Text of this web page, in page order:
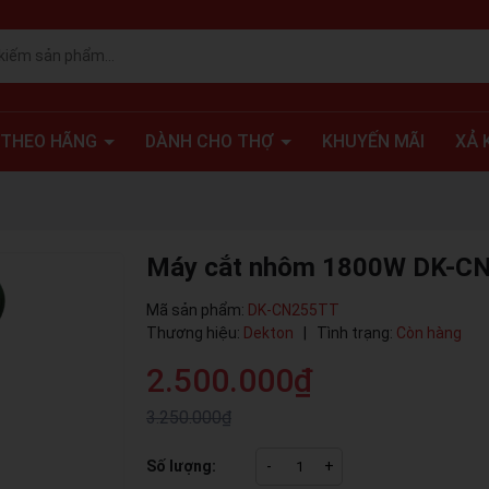
HÃNG DÀNH CHO THỢ KHUYẾN MÃI XẢ
Máy cắt nhôm 1800W DK-
Mã sản phẩm: DK-CN255TT
Thương hiệu: Dekton Tình trạng: Còn hàng
2.500.000₫
3.250.000₫
Số lượng: - +